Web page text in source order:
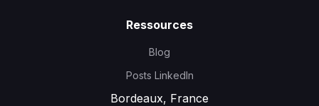
Ressources
Blog
Posts LinkedIn
Bordeaux, France